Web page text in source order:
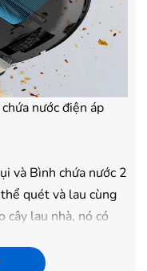
nước điện áp
và Bình chứa nước 2
quét và lau cùng
lau nhà, nó có
để lau mỗi ngày là